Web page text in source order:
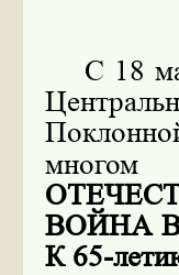
С 18
многом
ВОЙНА
К 65-